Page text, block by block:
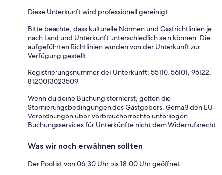
Diese Unterkunft wird professionell gereinigt.
Bitte beachte, dass kulturelle Normen und Gastrichtlinien je
nach Land und Unterkunft unterschiedlich sein können. Die
aufgeführten Richtlinien wurden von der Unterkunft zur
Verfügung gestellt.
Registrierungsnummer der Unterkunft: 55110, 56101, 96122,
8120013023509
Wenn du deine Buchung stornierst, gelten die
Stornierungsbedingungen des Gastgebers. Gemäß den EU-
Verordnungen über Verbraucherrechte unterliegen
Buchungsservices für Unterkünfte nicht dem Widerrufsrecht.
Was wir noch erwähnen sollten
Der Pool ist von 06:30 Uhr bis 18:00 Uhr geöffnet.